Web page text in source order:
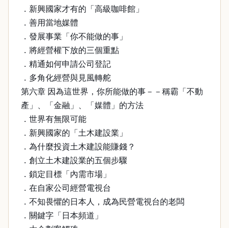
．新興國家才有的「高級咖啡館」
．善用當地媒體
．發展事業「你不能做的事」
．將經營權下放的三個重點
．精通如何申請公司登記
．多角化經營與見風轉舵
第六章 因為這世界，你所能做的事－－稱霸「不動
產」、「金融」、「媒體」的方法
．世界有無限可能
．新興國家的「土木建設業」
．為什麼投資土木建設能賺錢？
．創立土木建設業的五個步驟
．鎖定目標「內需市場」
．在自家公司經營電視台
．不知畏懼的日本人，成為民營電視台的老闆
．關鍵字「日本頻道」